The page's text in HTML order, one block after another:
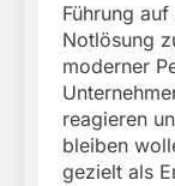
Führung
Notlösung
moderner
reagieren
bleiben
gezielt als